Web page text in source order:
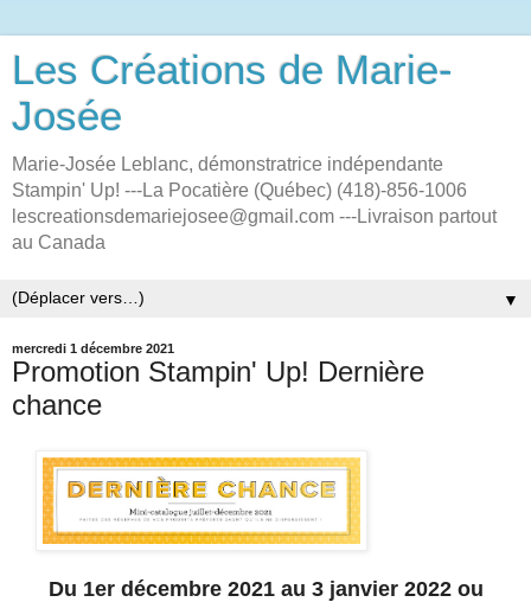
Les Créations de Marie-
Josée
Marie-Josée Leblanc, démonstratrice indépendante
Stampin' Up! ---La Pocatière (Québec) (418)-856-1006
lescreationsdemariejosee@gmail.com ---Livraison partout
au Canada
▼
mercredi 1 décembre 2021
Promotion Stampin' Up! Dernière
chance
Du 1er décembre 2021 au 3 janvier 2022 ou